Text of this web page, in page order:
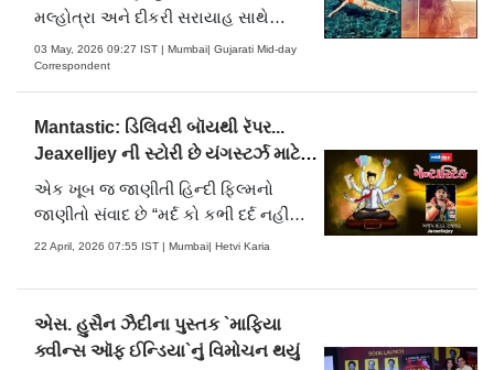
મલ્હોત્રા અને દીકરી સરાયાહ સાથે
મૉલદીવ્ઝમાં વેકેશન માણી રહી છે.
03 May, 2026 09:27 IST | Mumbai| Gujarati Mid-day
Correspondent
Mantastic: ડિલિવરી બૉયથી રૅપર...
Jeaxelljey ની સ્ટોરી છે યંગસ્ટર્ઝ માટે
પ્રેરણા
એક ખૂબ જ જાણીતી હિન્દી ફિલ્મનો
જાણીતો સંવાદ છે “મર્દ કો કભી દર્દ નહીં
હોતા”, પુરુષોનું આવું જ ચિત્રણ કવિ નર્મદ
નામ, સમો આવ્યો કે ચાલે; કનક કામિની
તજી, સજી રણમાં મ્હાલે.” પુરુષોની આ
કઠણ.....
22 April, 2026 07:55 IST | Mumbai| Hetvi Karia
એસ. હુસૈન ઝૈદીના પુસ્તક `માફિયા
ક્વીન્સ ઑફ ઈન્ડિયા`નું વિમોચન થયું